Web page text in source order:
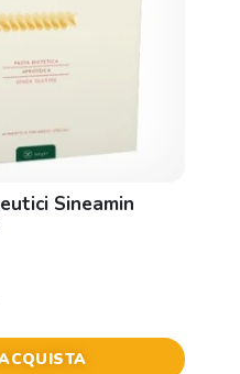
Sineamin